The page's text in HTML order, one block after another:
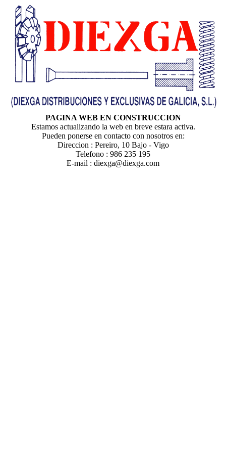
PAGINA WEB EN CONSTRUCCION
Estamos actualizando la web en breve estara activa.
Pueden ponerse en contacto con nosotros en:
Direccion : Pereiro, 10 Bajo - Vigo
Telefono : 986 235 195
E-mail : diexga@diexga.com